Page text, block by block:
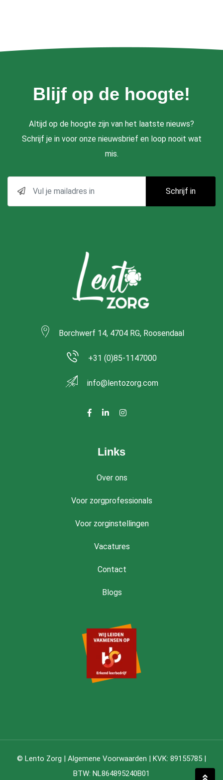
Blijf op de hoogte!
Altijd op de hoogte zijn van het laatste nieuws?
Schrijf je in voor onze nieuwsbrief en loop nooit wat
mis.
Schrijf in
Borchwerf 14, 4704 RG, Roosendaal
+31 (0)85-1147000
info@lentozorg.com
Links
Over ons
Voor zorgprofessionals
Voor zorginstellingen
Vacatures
Contact
Blogs
© Lento Zorg | Algemene Voorwaarden | KVK: 89155785 |
BTW: NL864895240B01